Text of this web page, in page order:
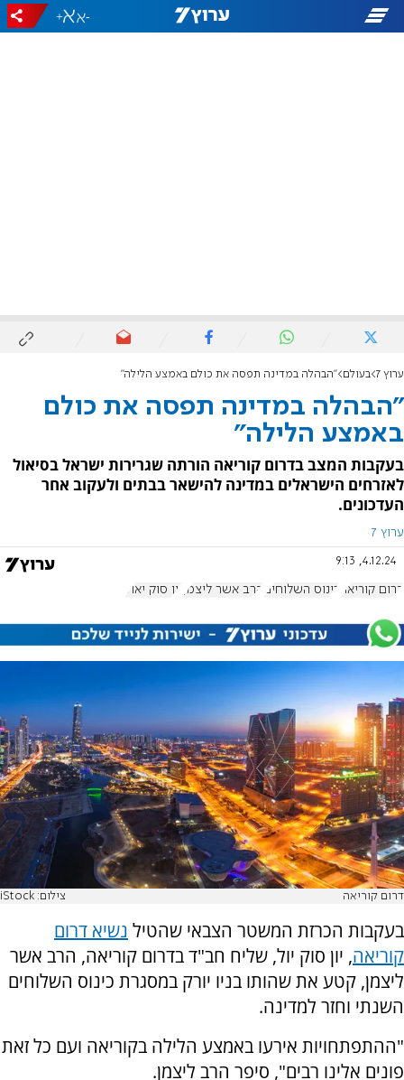
-
+
ערוץ 7 בעולם "הבהלה במדינה תפסה את כולם באמצע הלילה"
"הבהלה במדינה תפסה את כולם
באמצע הלילה"
בעקבות המצב בדרום קוריאה הורתה שגרירות ישראל בסיאול
לאזרחים הישראלים במדינה להישאר בבתים ולעקוב אחר
העדכונים.
ערוץ 7
4.12.24, 9:13
דרום קוריאה כינוס השלוחים הרב אשר ליצמן יון סוק יאול
דרום קוריאה צילום: iStock
בעקבות הכרזת המשטר הצבאי שהטיל נשיא דרום
קוריאה, יון סוק יול, שליח חב"ד בדרום קוריאה, הרב אשר
ליצמן, קטע את שהותו בניו יורק במסגרת כינוס השלוחים
השנתי וחזר למדינה.
"ההתפתחויות אירעו באמצע הלילה בקוריאה ועם כל זאת
פונים אלינו רבים", סיפר הרב ליצמן.